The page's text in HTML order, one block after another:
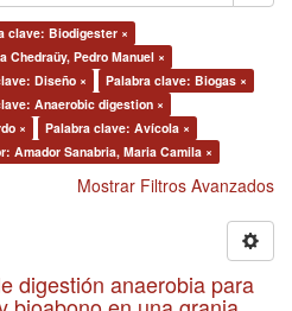
clave: Biodigester ×
Chedraüy, Pedro Manuel ×
Diseño ×
Palabra clave: Biogas ×
Anaerobic digestion ×
×
Palabra clave: Avícola ×
Amador Sanabria, Maria Camila ×
Mostrar Filtros Avanzados
digestión anaerobia para